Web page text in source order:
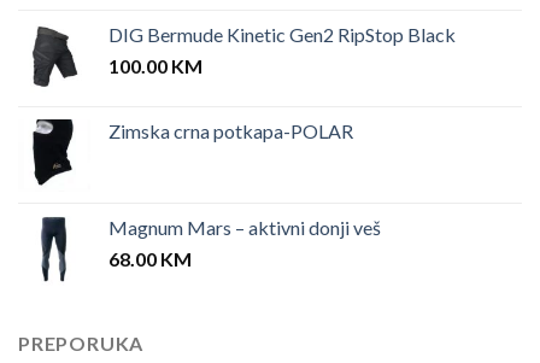
DIG Bermude Kinetic Gen2 RipStop Black
100.00 KM
Zimska crna potkapa-POLAR
Magnum Mars – aktivni donji veš
68.00 KM
PREPORUKA